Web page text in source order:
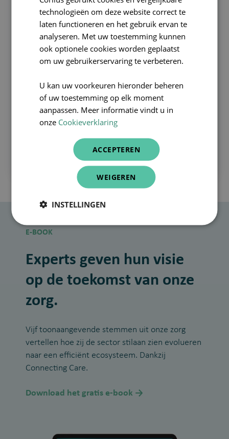
VIDEO
Zet AI de zorgsector op zijn kop?
aflevering van ‘Stemmen tot zorgen’ hebben we het
over de enorme impact die artificiële intelligentie
maakt in de zorgsector, maar ook de uitdagingen die
erbij komen kijken. Deze 4 experts delen vandaag hun
E-BOOK
Experts geven hun visie
op de toekomst van onze
zorg.
Vijf toonaangevende stemmen uit onze zorg
vertellen hoe zij de sector stilaan zien evolueren
naar een efficiënt ecosysteem. Dankzij
Connecting Care.
Download het gratis e-book →
FRENCH
technologieën om deze website correct te
laten functioneren en het gebruik ervan te
analyseren. Met uw toestemming kunnen
ook optionele cookies worden geplaatst
om uw gebruikerservaring te verbeteren.
U kan uw voorkeuren hieronder beheren
of uw toestemming op elk moment
aanpassen. Meer informatie vindt u in
onze Cookieverklaring
ACCEPTEREN
WEIGEREN
INSTELLINGEN